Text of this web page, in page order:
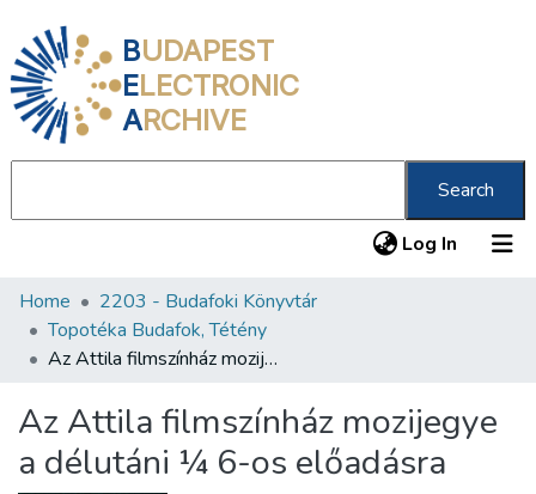
BUDAPEST
ELECTRONIC
ARCHIVE
Search
Log In (current)
Communities & Collections
All of DSpace
About us
Home
2203 - Budafoki Könyvtár
Topotéka Budafok, Tétény
Az Attila filmszínház mozijegye a délutáni ¼ 6-os előadásra
Az Attila filmszínház mozijegye
a délutáni ¼ 6-os előadásra